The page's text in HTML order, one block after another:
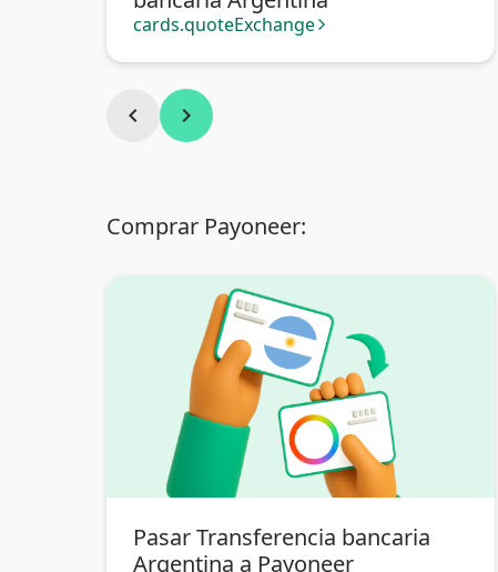
cards.quoteExchange arrow_forward_ios
chevron_left chevron_right
Comprar Payoneer:
Pasar Transferencia bancaria
Argentina a Payoneer